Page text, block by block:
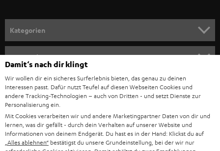
n
m
e
l
d
u
n
g
Kategorien
SOUNDBAR
HIFI-LAUTSPRECHER
SMART HOME
Unternehmen
SUPPORT
KARRIERE
PRESSE & MARKETING
GESCHÄFTSKUNDEN
Teufel Onlineshops
DEUTSCHLAND
ÖSTERREICH
Damit‘s nach dir klingt
Wir wollen dir ein sicheres Surferlebnis bieten, das genau zu deinen
Interessen passt. Dafür nutzt Teufel auf diesen Webseiten Cookies und
andere Tracking-Technologien – auch von Dritten - und setzt Dienste zur
Personalisierung ein.
Mit Cookies verarbeiten wir und andere Marketingpartner Daten von dir und
lernen, was dir gefällt - durch dein Verhalten auf unserer Website und
Informationen von deinem Endgerät. Du hast es in der Hand: Klickst du auf
„Alles ablehnen“ bestätigst du unsere Grundeinstellung, bei der wir nur